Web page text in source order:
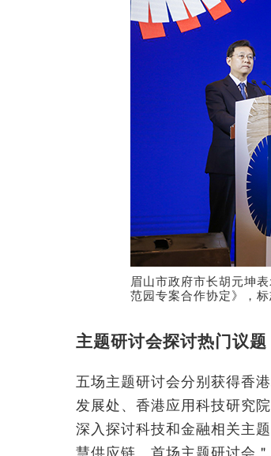
眉山市政府市长胡元坤
范园专案合作协定》，
主题研讨会探讨热门议题
五场主题研讨会分别获得香
发展处、香港应用科技研究
深入探讨科技和金融相关主